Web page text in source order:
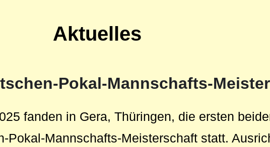
Aktuelles
Pokal-Mannschafts-
fanden in Gera, Thüringen, die ersten
Pokal-Mannschafts-Meisterschaft statt.